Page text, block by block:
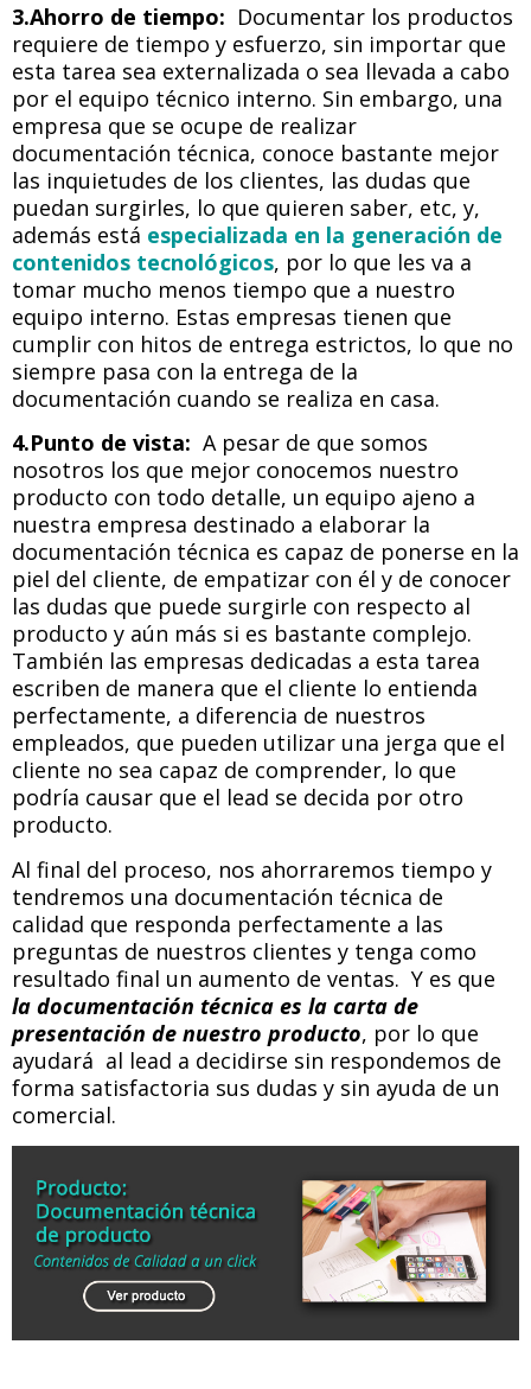
3.Ahorro de tiempo: Documentar los productos
requiere de tiempo y esfuerzo, sin importar que
esta tarea sea externalizada o sea llevada a cabo
por el equipo técnico interno. Sin embargo, una
empresa que se ocupe de realizar
documentación técnica, conoce bastante mejor
las inquietudes de los clientes, las dudas que
puedan surgirles, lo que quieren saber, etc, y,
además está especializada en la generación de
contenidos tecnológicos, por lo que les va a
tomar mucho menos tiempo que a nuestro
equipo interno. Estas empresas tienen que
cumplir con hitos de entrega estrictos, lo que no
siempre pasa con la entrega de la
documentación cuando se realiza en casa.
4.Punto de vista: A pesar de que somos
nosotros los que mejor conocemos nuestro
producto con todo detalle, un equipo ajeno a
nuestra empresa destinado a elaborar la
documentación técnica es capaz de ponerse en la
piel del cliente, de empatizar con él y de conocer
las dudas que puede surgirle con respecto al
producto y aún más si es bastante complejo.
También las empresas dedicadas a esta tarea
escriben de manera que el cliente lo entienda
perfectamente, a diferencia de nuestros
empleados, que pueden utilizar una jerga que el
cliente no sea capaz de comprender, lo que
podría causar que el lead se decida por otro
producto.
Al final del proceso, nos ahorraremos tiempo y
tendremos una documentación técnica de
calidad que responda perfectamente a las
preguntas de nuestros clientes y tenga como
resultado final un aumento de ventas. Y es que
la documentación técnica es la carta de
presentación de nuestro producto, por lo que
ayudará al lead a decidirse sin respondemos de
forma satisfactoria sus dudas y sin ayuda de un
comercial.